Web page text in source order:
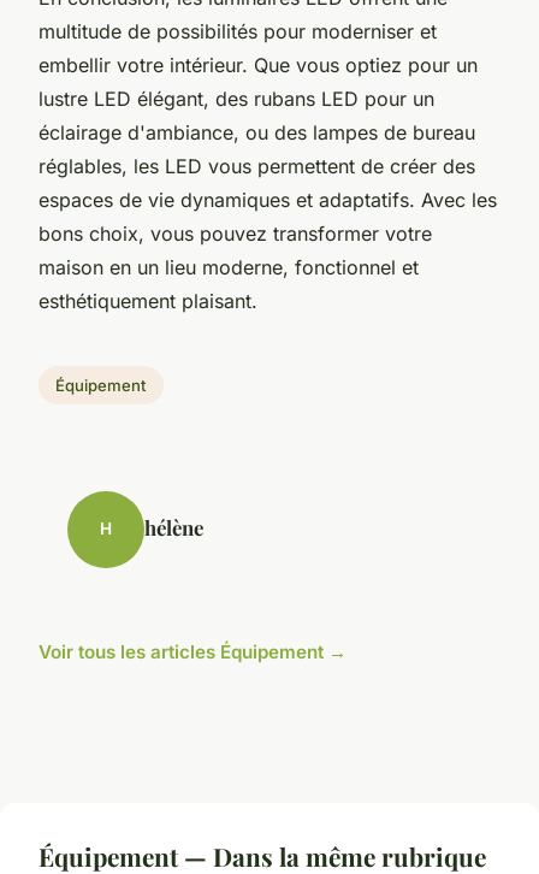
multitude de possibilités pour moderniser et
embellir votre intérieur. Que vous optiez pour un
lustre LED élégant, des rubans LED pour un
éclairage d'ambiance, ou des lampes de bureau
réglables, les LED vous permettent de créer des
espaces de vie dynamiques et adaptatifs. Avec les
bons choix, vous pouvez transformer votre
maison en un lieu moderne, fonctionnel et
esthétiquement plaisant.
Équipement
H hélène
Voir tous les articles Équipement →
Équipement — Dans la même rubrique